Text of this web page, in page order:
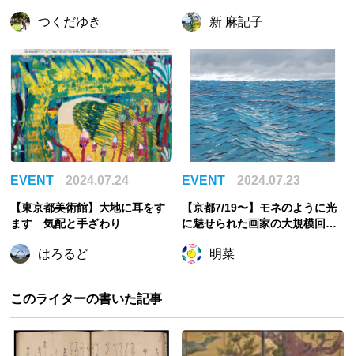
に迫る大回顧展
つくだゆき 新 麻記子
EVENT 2024.07.24
【東京都美術館】大地に耳をす
ます 気配と手ざわり
はろるど
EVENT 2024.07.23
【京都7/19〜】モネのように光
に魅せられた画家の大規模回顧
明菜
このライターの書いた記事